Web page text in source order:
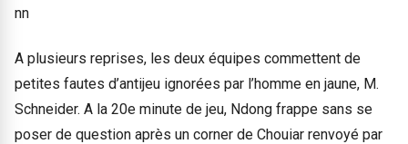
nn
A plusieurs reprises, les deux équipes commettent de
petites fautes d’antijeu ignorées par l’homme en jaune, M.
Schneider. A la 20e minute de jeu, Ndong frappe sans se
poser de question après un corner de Chouiar renvoyé par